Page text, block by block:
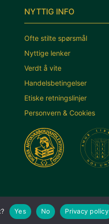
NYTTIG INFO
Ofte stilte spørsmål
Nyttige lenker
Verdt å vite
Handelsbetingelser
Etiske retningslinjer
Personvern & Cookies
Yes No Privacy policy